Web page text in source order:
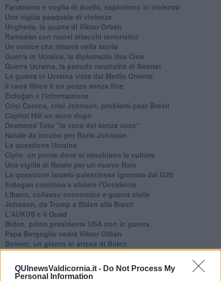
QUInewsValdicornia.it - Do Not Process My
Personal Information
Fanatismo e voglia di duello, esplodono in violenza
Una vigilia pasquale di violenze
Ungheria, la quarta di Viktor Orbán
Ramadan con nuovi attacchi terroristici
Un vertice che rimarrà nella storia
Guerra in Ucraina, la diplomazia Usa Cina
Guerra Ucraina, la pseudo neutralità di Bennet
La guerra in Ucraina vista dal Medio Oriente
​Il caos libico è un pozzo senza fine
Erdoğan e l'informazione
Crisi Corona, crisi Johnson, problemi post Brexit
Capitol Hill un anno dopo
Desmond Tutu "la voce dei senza voce"
Natale da incubo per Boris Johnson
La questione Ucraina
Cipro, un ponte dove si mischiano le culture
Una vigilia di Natale per un nuovo Rais
La questione israelo-palestinese ignorata dal G20
Erdogan continua a sfidare l'Occidente
Libano, collasso economico e guerra civile
Johnson, da Trump a Biden alla Brexit
L'AUKUS e il Quad
Biden, primo presidente USA non in guerra
Papa Bergoglio vedrà Viktor Orbán
Bennet, un giorno in attesa di Biden
Il ritorno dei talebani
​La lenta agonia del Libano
Sudafrica, è allarme alimentare